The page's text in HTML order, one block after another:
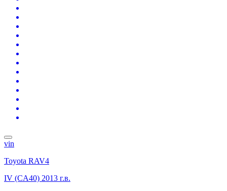
vin
Toyota RAV4
IV (CA40) 2013 г.в.